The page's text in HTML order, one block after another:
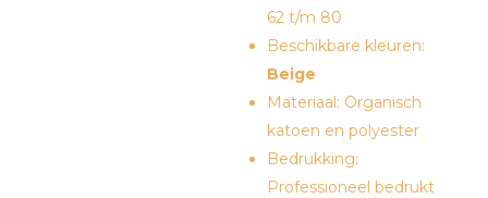
62 t/m 80
Beschikbare kleuren:
Beige
Materiaal: Organisch
katoen en polyester
Bedrukking:
Professioneel bedrukt